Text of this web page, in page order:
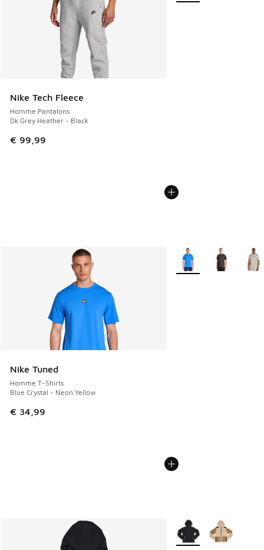
Nike Tech Fleece
Homme Pantalons
Dk Grey Heather - Black
€ 99,99
Nike Tuned
Homme T-Shirts
Blue Crystal - Neon Yellow
€ 34,99
Plus de couleurs
Plus de couleurs